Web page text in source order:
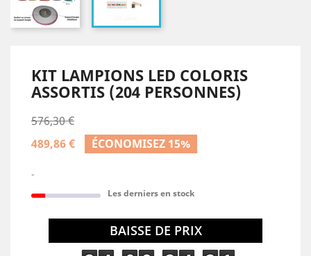
KIT LAMPIONS LED COLORIS
ASSORTIS (204 PERSONNES)
576,30 €
489,86 €
ÉCONOMISEZ 15%
-
Les derniers en stock
BAISSE DE PRIX